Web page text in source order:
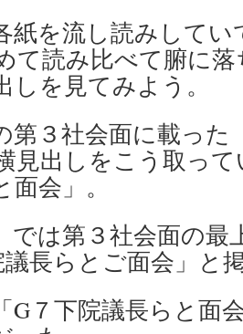
紙を流し読みしてい
て読み比べて腑に
しを見てみよう。
第３社会面に載った
見出しをこう取っ
会」。
では第３社会面の
長らとご面会」と
G７下院議長らと面